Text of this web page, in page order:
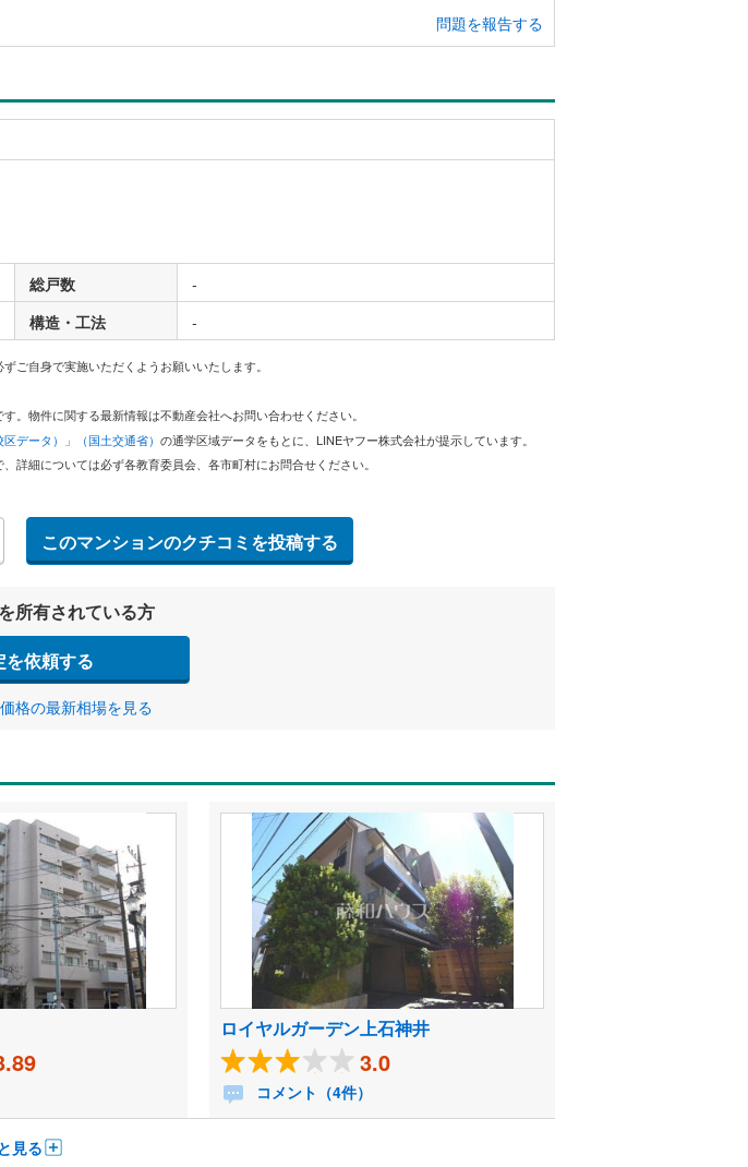
問題を報告する
総戸数
-
構造・工法 -
ご自身で実施いただくようお願いいたします。
。物件に関する最新情報は不動産会社へお問い合わせください。
データ）」（国土交通省） の通学区域データをもとに、LINEヤフー株式会社が提示しています。
細については必ず各教育委員会、各市町村にお問合せください。
このマンションのクチコミを投稿する
所有されている方
を依頼する
格の最新相場を見る
ロイヤルガーデン上石神井
3.0
コメント（4件）
見る